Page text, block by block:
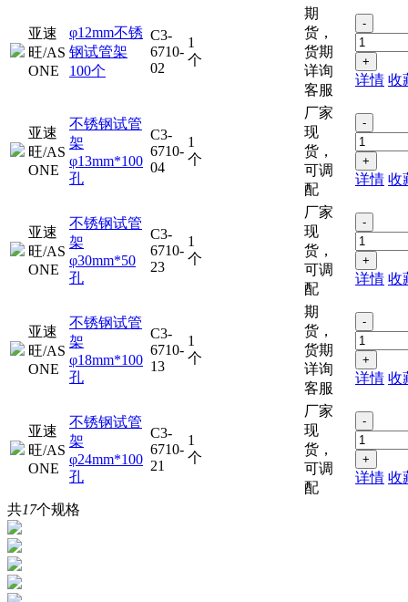
亚速
旺/AS
ONE
φ12mm不锈
钢试管架
100个
C3-
6710-
02
1
个
期
货，
货期
详询
客服
-
+
详情 收
亚速
旺/AS
ONE
不锈钢试管
架
φ13mm*100
孔
C3-
6710-
04
1
个
厂家
现
货，
可调
配
-
+
详情 收
亚速
旺/AS
ONE
不锈钢试管
架
φ30mm*50
孔
C3-
6710-
23
1
个
厂家
现
货，
可调
配
-
+
详情 收
亚速
旺/AS
ONE
不锈钢试管
架
φ18mm*100
孔
C3-
6710-
13
1
个
期
货，
货期
详询
客服
-
+
详情 收
亚速
旺/AS
ONE
不锈钢试管
架
φ24mm*100
孔
C3-
6710-
21
1
个
厂家
现
货，
可调
配
-
+
详情 收
共17个规格